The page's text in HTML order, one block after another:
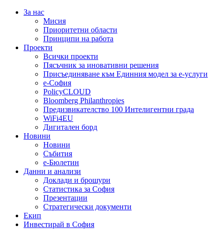
За нас
Мисия
Приоритетни области
Принципи на работа
Проекти
Всички проекти
Пясъчник за иновативни решения
Присъединяване към Единния модел за е-услуги
е-София
PolicyCLOUD
Bloomberg Philanthropies
Предизвикателство 100 Интелигентни града
WiFi4EU
Дигитален борд
Новини
Новини
Събития
е-Бюлетин
Данни и анализи
Доклади и брошури
Статистика за София
Презентации
Стратегически документи
Екип
Инвестирай в София